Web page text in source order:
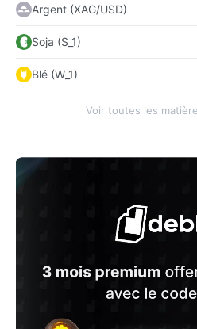
Argent (XAG/USD)
Soja (S_1)
Blé (W_1)
Voir toutes les